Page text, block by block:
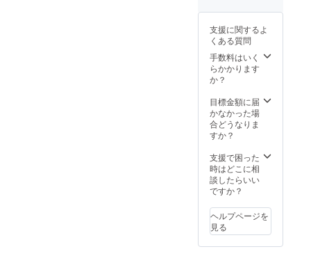
部変更
になる
可能性
もござ
いま
す。ご
い。
※2020
上旬に
お届け
する予
定です
が、生
送状況
により
遅れる
可能性
いま
す。 ※
送料込
の価格
ます。
※商品の
仕様、
デザイ
支援に関するよ
くある質問
手数料はいく
らかかります
か？
目標金額に届
かなかった場
合どうなりま
すか？
支援で困った
時はどこに相
談したらいい
ですか？
ヘルプページを
見る